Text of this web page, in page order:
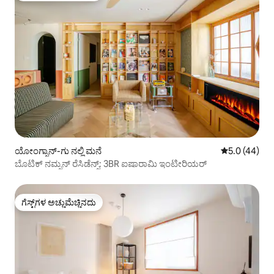
ಯೋಂಗ್ಸಾನ್-ಗು ನಲ್ಲಿ ಮನೆ 5 ರಲ್ಲಿ 5.0
5.0 (44)
ಬೊಟಿಕ್ ನಮ್ಸನ್ ರೆಸಿಡೆನ್ಸ್: 3BR ಐಷಾರಾಮಿ ಇಂಟೀರಿಯರ್
ಗೆಸ್ಟ್‌ಗಳ ಅಚ್ಚುಮೆಚ್ಚಿನದು
ಗೆಸ್ಟ್‌ಗಳ ಅಚ್ಚುಮೆಚ್ಚಿನದು